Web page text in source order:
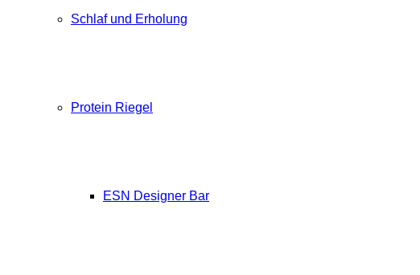
Schlaf und Erholung
Protein Riegel
ESN Designer Bar